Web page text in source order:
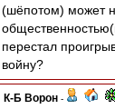
(шёпотом) может
перестал
войну?
К-Б Ворон -